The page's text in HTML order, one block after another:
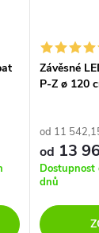
Závěsné
P-Z ø 120
od 11
od 13
Dostupnost
dnů